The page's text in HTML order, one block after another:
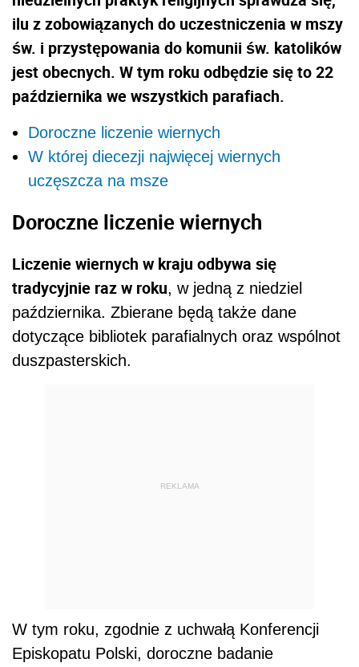
ilu z zobowiązanych do uczestniczenia w mszy
św. i przystępowania do komunii św. katolików
jest obecnych. W tym roku odbędzie się to 22
października we wszystkich parafiach.
Doroczne liczenie wiernych
W której diecezji najwięcej wiernych
uczęszcza na msze
Doroczne liczenie wiernych
Liczenie wiernych w kraju odbywa się
tradycyjnie raz w roku, w jedną z niedziel
października. Zbierane będą także dane
dotyczące bibliotek parafialnych oraz wspólnot
duszpasterskich.
REKLAMA
W tym roku, zgodnie z uchwałą Konferencji
Episkopatu Polski, doroczne badanie